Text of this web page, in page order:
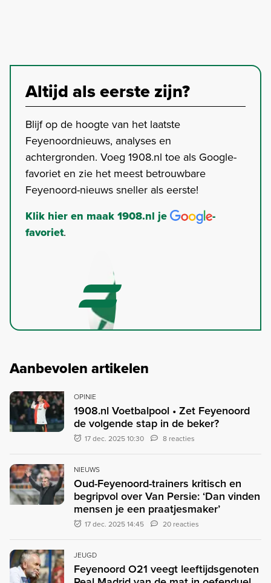
Altijd als eerste zijn?
Blijf op de hoogte van het laatste
Feyenoordnieuws, analyses en
achtergronden. Voeg 1908.nl toe als Google-
favoriet en zie het meest betrouwbare
Feyenoord-nieuws sneller als eerste!
Klik hier en maak 1908.nl je
-
favoriet.
Aanbevolen artikelen
OPINIE
1908.nl Voetbalpool • Zet Feyenoord
de volgende stap in de beker?
17 dec. 2025 10:30 8 reacties
NIEUWS
Oud-Feyenoord-trainers kritisch en
begripvol over Van Persie: ‘Dan vinden
mensen je een praatjesmaker’
17 dec. 2025 14:45 20 reacties
JEUGD
Feyenoord O21 veegt leeftijdsgenoten